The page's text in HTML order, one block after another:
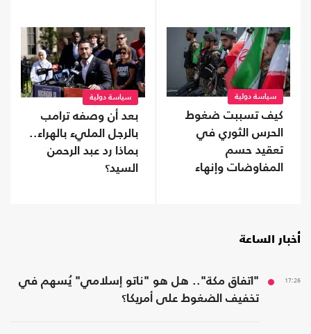
سياسة دولية
كيف تسببت ضغوط
الحرس الثوري في
تعقيد حسم
المفاوضات وإنهاء
سياسة دولية
بعد أن وصفه ترامب
بالرجل المليء بالهراء..
بماذا رد عبد الرحمن
السيد؟
أخبار الساعة
17:26
"اتفاق مكة".. هل هو "ناتو إسلامي" يُسهم في
تخفيف الضغوط على أمريكا؟